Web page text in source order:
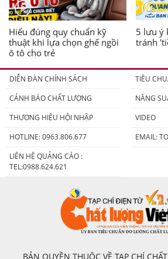
Hiểu đúng quy chuẩn kỹ
thuật khi lựa chọn ghế ngồi
ô tô cho trẻ
5 lưu ý
tránh
DIỄN ĐÀN CHÍNH SÁCH
TIÊU
CẢNH BÁO CHẤT LƯỢNG
NĂNG
THƯƠNG HIỆU HỘI NHẬP
VIDEO
HOTLINE: 0963.806.677
EMAIL:
LIÊN HỆ QUẢNG CÁO :
TEL:0988.624.621
BẢN QUYỀN THUỘC VỀ TẠP CHÍ